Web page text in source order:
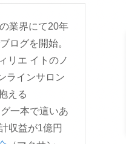
業界にて20年
ログを開始。
リエ イトのノ
ラインサロン
える
一本で這いあ
収益が1億円